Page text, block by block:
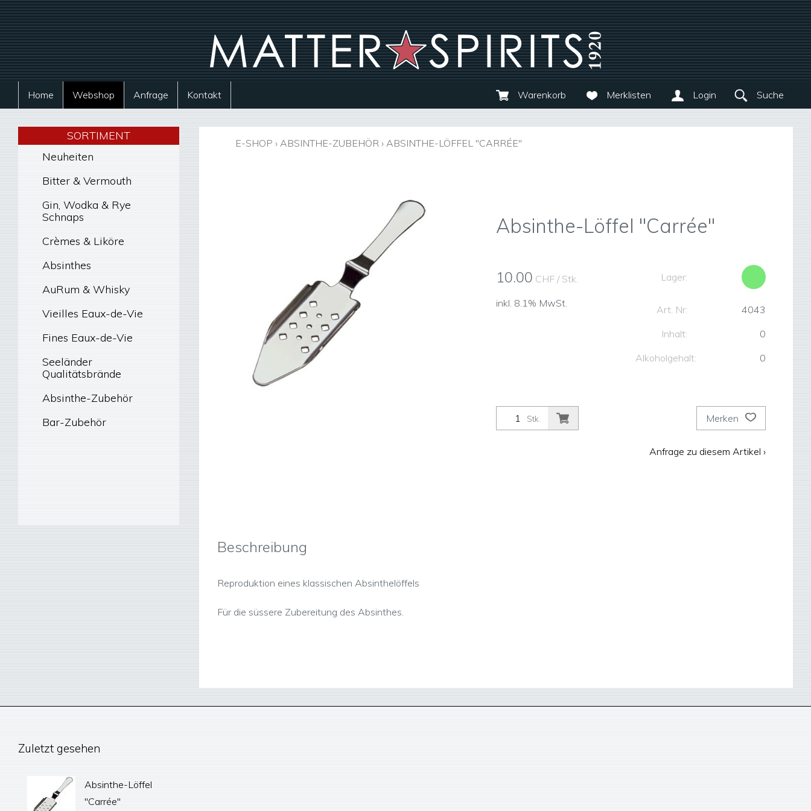
Warenkorb Merklisten Login Suche
Home Webshop Anfrage Kontakt
SORTIMENT
Neuheiten
Bitter & Vermouth
Gin, Wodka & Rye
Schnaps
Crèmes & Liköre
Absinthes
AuRum & Whisky
Vieilles Eaux-de-Vie
Fines Eaux-de-Vie
Seeländer
Qualitätsbrände
Absinthe-Zubehör
Bar-Zubehör
E-SHOP › ABSINTHE-ZUBEHÖR › ABSINTHE-LÖFFEL "CARRÉE"
Absinthe-Löffel "Carrée"
10.00 CHF / Stk.
inkl. 8.1% MwSt.
Lager:
Art. Nr:
4043
Inhalt:
0
Alkoholgehalt:
0
Stk. Merken
Anfrage zu diesem Artikel ›
Beschreibung
Reproduktion eines klassischen Absinthelöffels
Für die süssere Zubereitung des Absinthes.
Zuletzt gesehen
Absinthe-Löffel
"Carrée"